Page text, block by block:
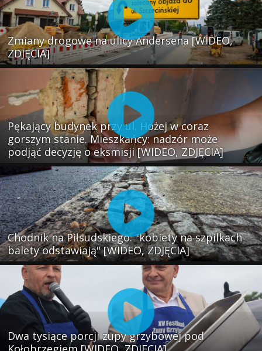
Zmiany drogowe na ulicy Andersena [WIDEO,
ZDJĘCIA]
Pękający budynek przy ul. Hożej w coraz
gorszym stanie. Mieszkańcy: nadzór może
podjąć decyzję o eksmisji [WIDEO, ZDJĘCIA]
Chodnik na Piłsudskiego: "kobiety na szpilkach
balety odstawiają" [WIDEO, ZDJĘCIA]
Dwa tysiące porcji zupy grzybowej pod